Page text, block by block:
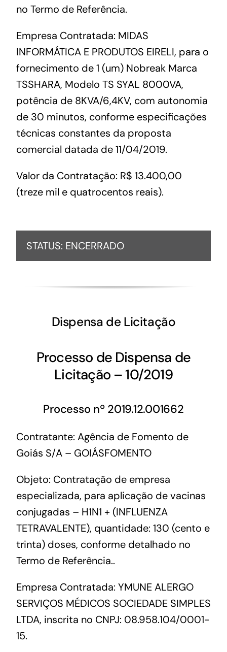
no Termo de Referência.
Empresa Contratada: MIDAS
INFORMÁTICA E PRODUTOS EIRELI, para o
fornecimento de 1 (um) Nobreak Marca
TSSHARA, Modelo TS SYAL 8000VA,
potência de 8KVA/6,4KV, com autonomia
de 30 minutos, conforme especificações
técnicas constantes da proposta
comercial datada de 11/04/2019.
Valor da Contratação: R$ 13.400,00
(treze mil e quatrocentos reais).
STATUS: ENCERRADO
Dispensa de Licitação
Processo de Dispensa de
Licitação – 10/2019
Processo nº 2019.12.001662
Contratante: Agência de Fomento de
Goiás S/A – GOIÁSFOMENTO
Objeto: Contratação de empresa
especializada, para aplicação de vacinas
conjugadas – H1N1 + (INFLUENZA
TETRAVALENTE), quantidade: 130 (cento e
trinta) doses, conforme detalhado no
Termo de Referência..
Empresa Contratada: YMUNE ALERGO
SERVIÇOS MÉDICOS SOCIEDADE SIMPLES
LTDA, inscrita no CNPJ: 08.958.104/0001-
15.